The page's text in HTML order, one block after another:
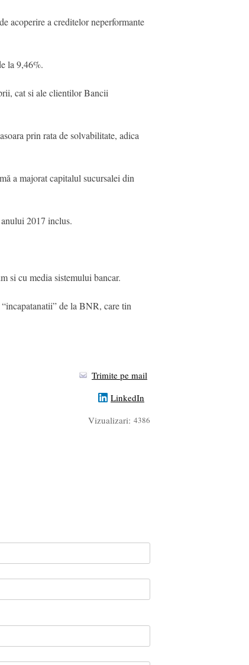
acoperire a creditelor neperformante
la 9,46%.
cat si ale clientilor Bancii
prin rata de solvabilitate, adica
a majorat capitalul sucursalei din
2017 inclus.
si cu media sistemului bancar.
de la BNR, care tin
Trimite pe mail
LinkedIn
Vizualizari: 4386